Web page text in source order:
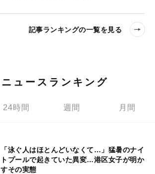
記事ランキングの一覧を見る
ニュースランキング
24時間 週間 月間
「泳ぐ人はほとんどいなくて…」猛暑のナイ
トプールで起きていた異変…港区女子が明か
すその実態